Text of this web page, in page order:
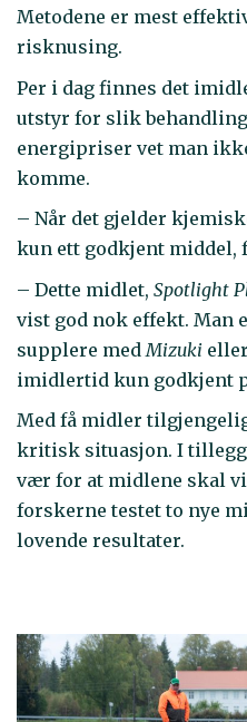
Metodene er mest
risknusing.
Per i dag finnes det
utstyr for slik behandling
energipriser vet man
komme.
– Når det gjelder
kun ett godkjent middel,
– Dette midlet, Spotlight
vist god nok effekt. Man
supplere med Mizuki eller
imidlertid kun godkjent
Med få midler
kritisk situasjon. I tillegg
vær for at midlene skal
forskerne testet to nye
lovende resultater.